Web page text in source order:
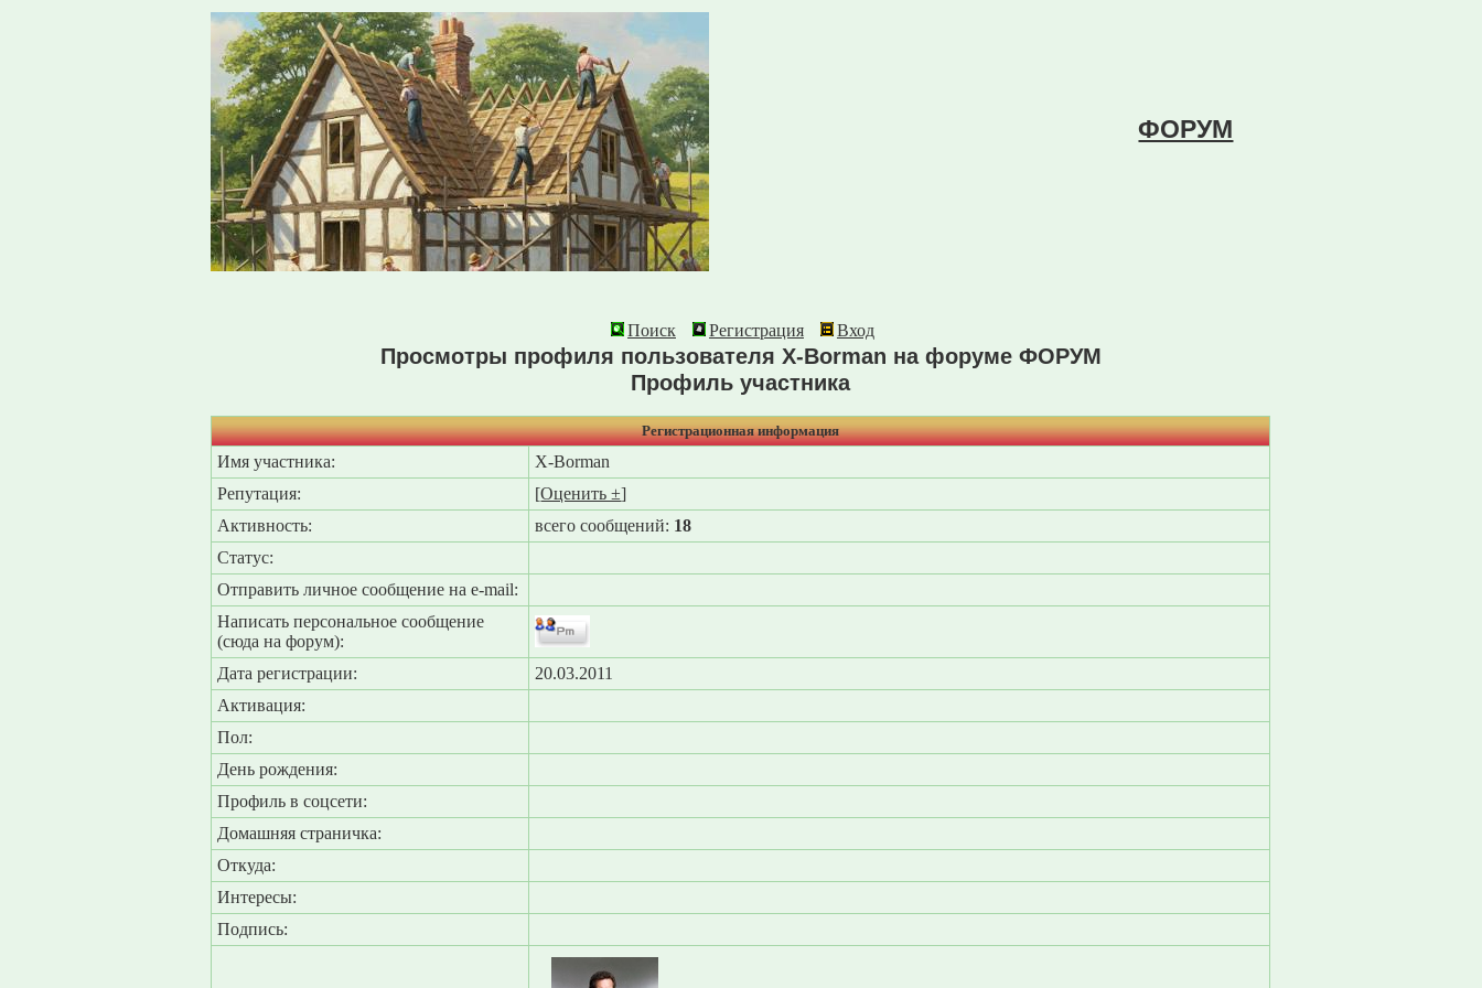
ФОРУМ
Поиск Регистрация Вход
Просмотры профиля пользователя X-Borman на форуме ФОРУМ
Профиль участника
Регистрационная информация
Имя участника:
X-Borman
Репутация:
[Оценить ±]
Активность:
всего сообщений: 18
Статус:
Отправить личное сообщение на e-mail:
Написать персональное сообщение
(сюда на форум):
Дата регистрации:
20.03.2011
Активация:
Пол:
День рождения:
Профиль в соцсети:
Домашняя страничка:
Откуда:
Интересы:
Подпись: